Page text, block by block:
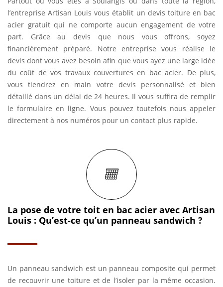
l’entreprise Artisan Louis vous établit un devis toiture en bac
acier gratuit qui ne comporte aucun engagement de votre
part. Grâce au devis que nous vous offrons, soyez
financièrement préparé. Notre entreprise vous réalise le
devis dont vous avez besoin afin que vous ayez une large idée
du coût de vos travaux couvertures en bac acier. De plus,
vous tiendrez en main votre devis personnalisé et bien
détaillé dans un délai de 24 heures. Il vous suffira de remplir
le formulaire en ligne. Vous pouvez toutefois nous appeler
directement à nos numéros pour un contact plus rapide.
La pose de votre toit en bac acier avec Artisan
Louis : Qu’est-ce qu’un panneau sandwich ?
Un panneau sandwich est un panneau composite qui permet
de recouvrir une toiture et de l’isoler par la même occasion.